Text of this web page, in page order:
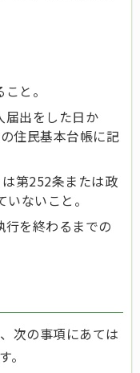
と。
届出をした日か
住民基本台帳に記
第252条または政
ないこと。
を終わるまでの
次の事項にあては
。